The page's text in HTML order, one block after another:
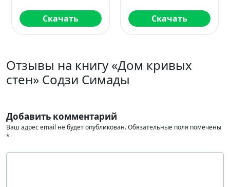
Скачать Скачать
Отзывы на книгу «Дом кривых
стен» Содзи Симады
Добавить комментарий
Ваш адрес email не будет опубликован.Обязательные поля помечены
*